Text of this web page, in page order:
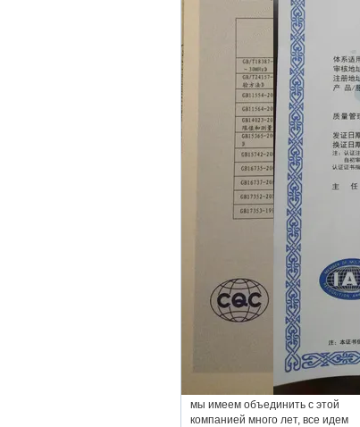
мы имеем объединить с этой
компанией много лет, все идем